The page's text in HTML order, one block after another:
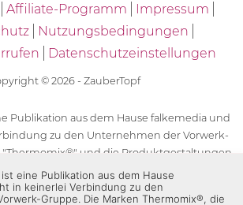
Affiliate-Programm
Impressum
Nutzungsbedingungen
Datenschutzeinstellungen
© 2026 - ZauberTopf
Publikation aus dem Hause falkemedia und
zu den Unternehmen der Vorwerk-
"Thermomix®" und die Produktgestaltungen
eingetragene Marken der Unternehmen
Die Marken Thermomix®, die Zeichen TM5®,
ist eine Publikation aus dem Hause
in keinerlei Verbindung zu den
Gruppe. Die Marken Thermomix®, die